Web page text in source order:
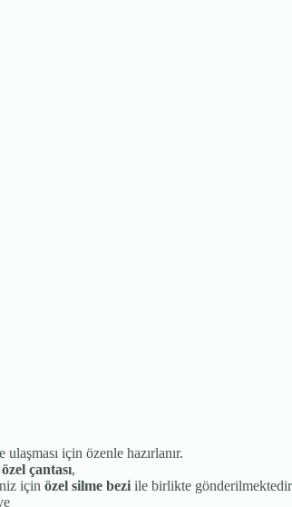
için özenle hazırlanır.
çantası,
için özel silme bezi ile birlikte